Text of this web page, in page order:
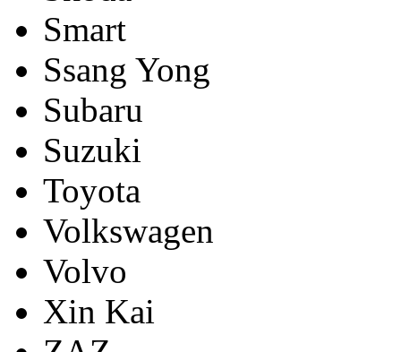
Smart
Ssang Yong
Subaru
Suzuki
Toyota
Volkswagen
Volvo
Xin Kai